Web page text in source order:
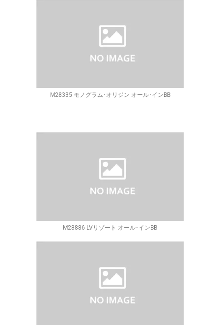
M28335 モノグラム･オリジン オール･インBB
M28886 LVリゾート オール･インBB